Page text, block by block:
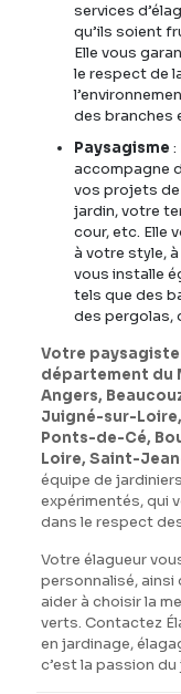
services
qu’ils soient
Elle vous
le respect de
des branches
Paysagisme :
accompagne
vos projets
jardin, votre
cour, etc. Elle
à votre style,
vous installe
tels que des
des pergolas,
Votre
département du
Angers,
Juigné-sur-
Ponts-de-Cé,
Loire, Saint-
équipe de
expérimentés, qui
dans le respect
Votre élagueur
personnalisé, ainsi
aider à choisir la
verts. Contactez
en jardinage,
c’est la passion